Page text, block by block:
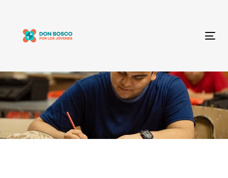
primary
to
content